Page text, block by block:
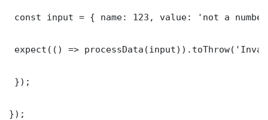
const input = { name: 123, value: 'not a
expect(() =>
});
});